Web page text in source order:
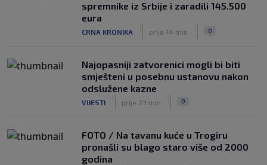
Šutalo definitivno na prodaju, Ajax ga
daje ‘ispod cijene’
|
spremnike iz Srbije i zaradili 145.500
eura
CRNA KRONIKA prije 14 min 0
Najopasniji zatvorenici mogli bi biti
smješteni u posebnu ustanovu nakon
odslužene kazne
VIJESTI prije 23 min 0
FOTO / Na tavanu kuće u Trogiru
pronašli su blago staro više od 2000
godina